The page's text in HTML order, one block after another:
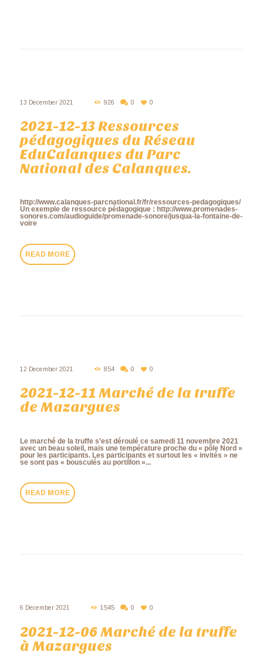
13 December 2021 926 0 0
2021-12-13 Ressources
pédagogiques du Réseau
EduCalanques du Parc
National des Calanques.
http://www.calanques-parcnational.fr/fr/ressources-pedagogiques/
Un exemple de ressource pédagogique : http://www.promenades-
sonores.com/audioguide/promenade-sonore/jusqua-la-fontaine-de-
voire
READ MORE
12 December 2021 854 0 0
2021-12-11 Marché de la truffe
de Mazargues
Le marché de la truffe s’est déroulé ce samedi 11 novembre 2021
avec un beau soleil, mais une température proche du « pôle Nord »
pour les participants. Les participants et surtout les « invités » ne
se sont pas « bousculés au portillon »...
READ MORE
6 December 2021 1545 0 0
2021-12-06 Marché de la truffe
à Mazargues